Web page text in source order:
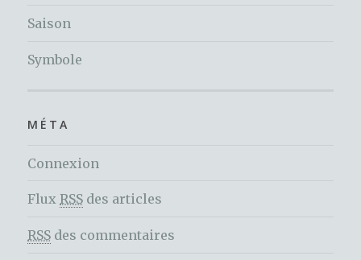
Saison
Symbole
MÉTA
Connexion
Flux RSS des articles
RSS des commentaires